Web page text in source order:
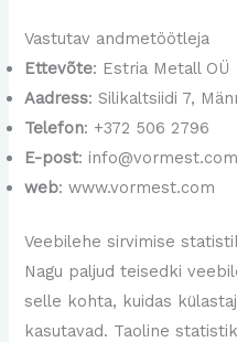
Vastutav andmetöötleja
Ettevõte: Estria Metall OÜ
Aadress: Silikaltsiidi 7,
Telefon: +372 506 2796
E-post: info@vormest.com
web: www.vormest.com
Veebilehe sirvimise
Nagu paljud teisedki
selle kohta, kuidas
kasutavad. Taoline